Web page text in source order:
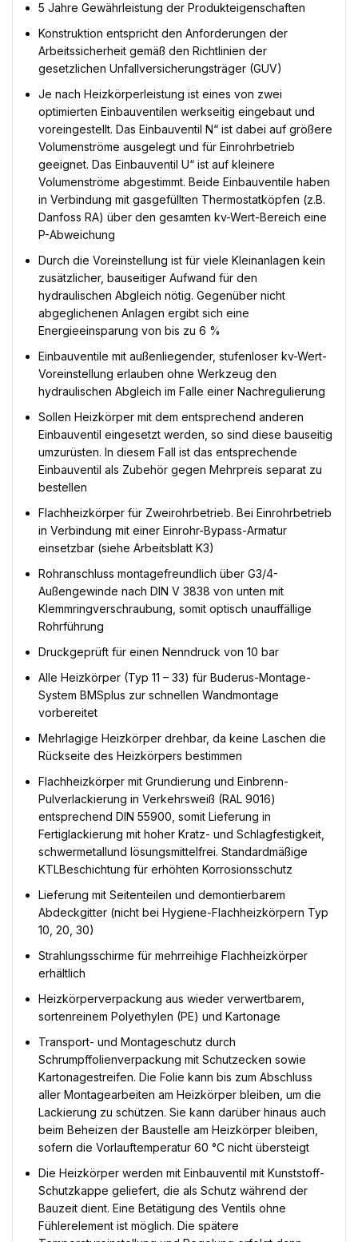
5 Jahre Gewährleistung der Produkteigenschaften
Konstruktion entspricht den Anforderungen der
Arbeitssicherheit gemäß den Richtlinien der
gesetzlichen Unfallversicherungsträger (GUV)
Je nach Heizkörperleistung ist eines von zwei
optimierten Einbauventilen werkseitig eingebaut und
voreingestellt. Das Einbauventil N“ ist dabei auf größere
Volumenströme ausgelegt und für Einrohrbetrieb
geeignet. Das Einbauventil U“ ist auf kleinere
Volumenströme abgestimmt. Beide Einbauventile haben
in Verbindung mit gasgefüllten Thermostatköpfen (z.B.
Danfoss RA) über den gesamten kv-Wert-Bereich eine
P-Abweichung
Durch die Voreinstellung ist für viele Kleinanlagen kein
zusätzlicher, bauseitiger Aufwand für den
hydraulischen Abgleich nötig. Gegenüber nicht
abgeglichenen Anlagen ergibt sich eine
Energieeinsparung von bis zu 6 %
Einbauventile mit außenliegender, stufenloser kv-Wert-
Voreinstellung erlauben ohne Werkzeug den
hydraulischen Abgleich im Falle einer Nachregulierung
Sollen Heizkörper mit dem entsprechend anderen
Einbauventil eingesetzt werden, so sind diese bauseitig
umzurüsten. In diesem Fall ist das entsprechende
Einbauventil als Zubehör gegen Mehrpreis separat zu
bestellen
Flachheizkörper für Zweirohrbetrieb. Bei Einrohrbetrieb
in Verbindung mit einer Einrohr-Bypass-Armatur
einsetzbar (siehe Arbeitsblatt K3)
Rohranschluss montagefreundlich über G3/4-
Außengewinde nach DIN V 3838 von unten mit
Klemmringverschraubung, somit optisch unauffällige
Rohrführung
Druckgeprüft für einen Nenndruck von 10 bar
Alle Heizkörper (Typ 11 – 33) für Buderus-Montage-
System BMSplus zur schnellen Wandmontage
vorbereitet
Mehrlagige Heizkörper drehbar, da keine Laschen die
Rückseite des Heizkörpers bestimmen
Flachheizkörper mit Grundierung und Einbrenn-
Pulverlackierung in Verkehrsweiß (RAL 9016)
entsprechend DIN 55900, somit Lieferung in
Fertiglackierung mit hoher Kratz- und Schlagfestigkeit,
schwermetallund lösungsmittelfrei. Standardmäßige
KTLBeschichtung für erhöhten Korrosionsschutz
Lieferung mit Seitenteilen und demontierbarem
Abdeckgitter (nicht bei Hygiene-Flachheizkörpern Typ
10, 20, 30)
Strahlungsschirme für mehrreihige Flachheizkörper
erhältlich
Heizkörperverpackung aus wieder verwertbarem,
sortenreinem Polyethylen (PE) und Kartonage
Transport- und Montageschutz durch
Schrumpffolienverpackung mit Schutzecken sowie
Kartonagestreifen. Die Folie kann bis zum Abschluss
aller Montagearbeiten am Heizkörper bleiben, um die
Lackierung zu schützen. Sie kann darüber hinaus auch
beim Beheizen der Baustelle am Heizkörper bleiben,
sofern die Vorlauftemperatur 60 °C nicht übersteigt
Die Heizkörper werden mit Einbauventil mit Kunststoff-
Schutzkappe geliefert, die als Schutz während der
Bauzeit dient. Eine Betätigung des Ventils ohne
Fühlerelement ist möglich. Die spätere